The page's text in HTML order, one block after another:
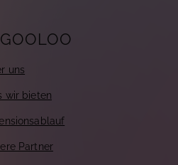
uns
wir bieten
Partner